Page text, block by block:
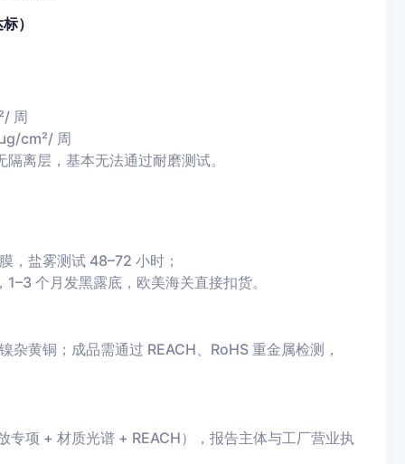
）
周
cm²/ 周
离层，基本无法通过耐磨测试。
，盐雾测试 48–72 小时；
个月发黑露底，欧美海关直接扣货。
黄铜；成品需通过 REACH、RoHS 重金属检测，
专项 + 材质光谱 + REACH），报告主体与工厂营业执